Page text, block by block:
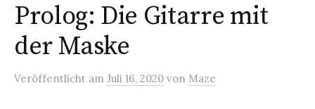
n
h
a
l
Prolog: Die Gitarre mit
der Maske
Veröffentlicht am Juli 16, 2020 von Maze